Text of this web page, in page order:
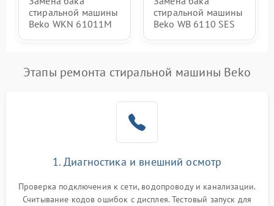
стиральной машины
Beko WKN 61011M
стиральной машины
Beko WB 6110 SES
Этапы ремонта стиральной машины Beko
1. Диагностика и внешний осмотр
Проверка подключения к сети, водопроводу и канализации.
Считывание кодов ошибок с дисплея. Тестовый запуск для